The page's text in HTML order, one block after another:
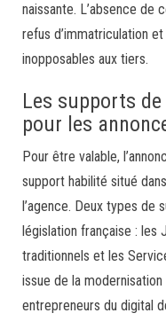
naissante. L’absence de
refus d’immatriculation
inopposables aux tiers.
Les supports
pour les
Pour être valable,
support habilité situé
l’agence. Deux types de
législation française : les
traditionnels et les
issue de la
entrepreneurs du digital